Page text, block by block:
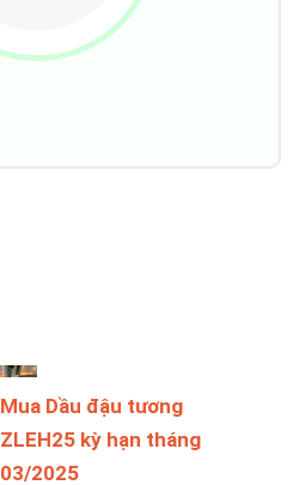
Mua Dầu đậu tương
ZLEH25 kỳ hạn tháng
03/2025